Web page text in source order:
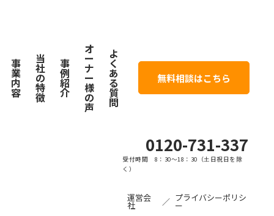
事
業
内
容
当
社
の
特
徴
事
例
紹
介
オ
ー
ナ
ー
様
の
声
よ
く
あ
る
質
問
無料相談はこちら
0120-731-337
受付時間 8：30〜18：30（土日祝日を除
く）
運営会
社 ／ プライバシーポリシ
ー